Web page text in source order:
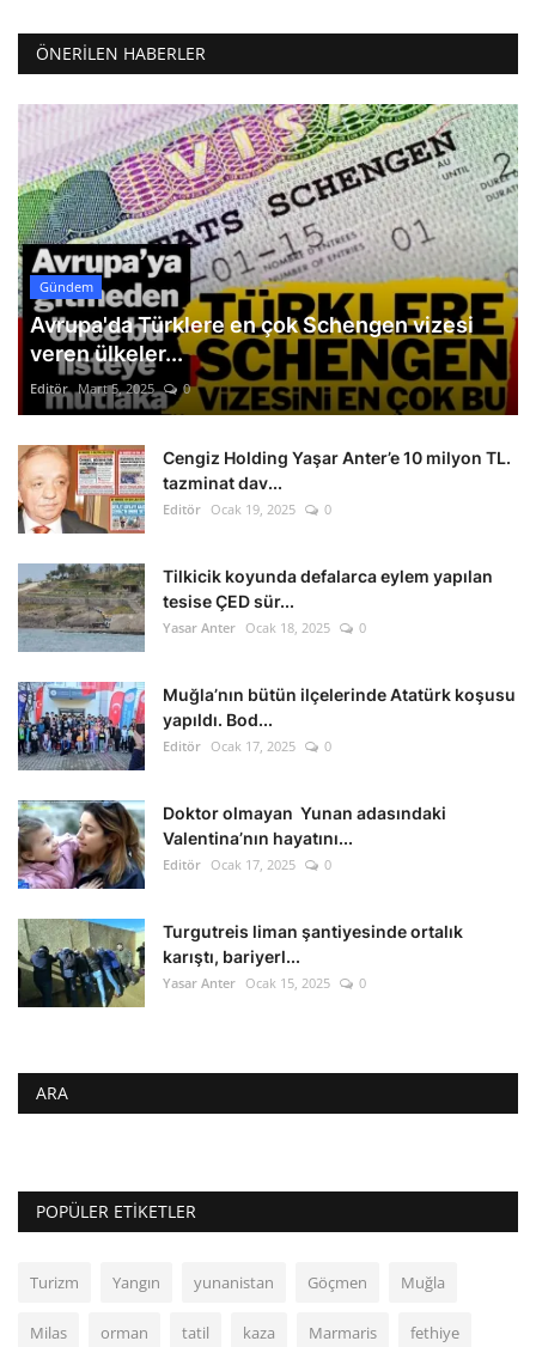
ÖNERILEN HABERLER
Gündem
Avrupa'da Türklere en çok Schengen vizesi
veren ülkeler...
Editör Mart 5, 2025 0
Cengiz Holding Yaşar Anter’e 10 milyon TL.
tazminat dav...
Editör Ocak 19, 2025 0
Tilkicik koyunda defalarca eylem yapılan
tesise ÇED sür...
Yasar Anter Ocak 18, 2025 0
Muğla’nın bütün ilçelerinde Atatürk koşusu
yapıldı. Bod...
Editör Ocak 17, 2025 0
Doktor olmayan Yunan adasındaki
Valentina’nın hayatını...
Editör Ocak 17, 2025 0
Turgutreis liman şantiyesinde ortalık
karıştı, bariyerl...
Yasar Anter Ocak 15, 2025 0
ARA
POPÜLER ETIKETLER
Turizm Yangın yunanistan Göçmen Muğla
Milas orman tatil kaza Marmaris fethiye